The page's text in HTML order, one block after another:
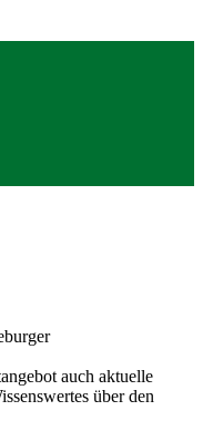
auch aktuelle
über den